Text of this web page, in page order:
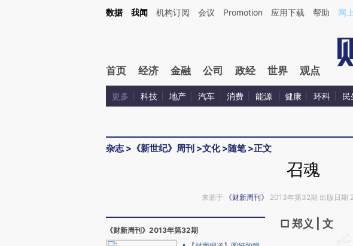
数据 我闻 机构订阅 会议 Promotion 应用下载 帮助 网
首页 经济 金融 公司 政经 世界 观点
更多 科技 地产 汽车 消费 能源 健康 环科 民
杂志> 《新世纪》周刊 >文化>随笔>正文
召魂
来源于 《财新周刊》 2013年第32期 出版日期
《财新周刊》2013年第32期
□ 郑义 | 文